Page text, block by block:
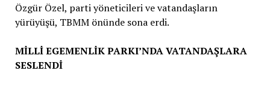
Özgür Özel, parti yöneticileri ve vatandaşların
yürüyüşü, TBMM önünde sona erdi.
MİLLİ EGEMENLİK PARKI’NDA VATANDAŞLARA
SESLENDİ